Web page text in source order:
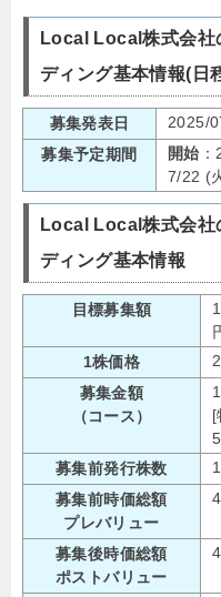
Local Local株式会社
ディング基本情報(日
募集発表日
2025/
募集予定期間
開始
7/22 (
Local Local株式会社
ディング基本情報
目標募集額
1株価格
募集金額
（コース）
[
募集前発行株数
募集前時価総額
プレバリュー
募集後時価総額
ポストバリュー